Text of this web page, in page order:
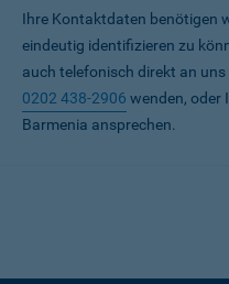
Ihre Kontaktdaten benötigen
eindeutig identifizieren zu
auch telefonisch direkt an
0202 438-2906 wenden, oder
Barmenia ansprechen.